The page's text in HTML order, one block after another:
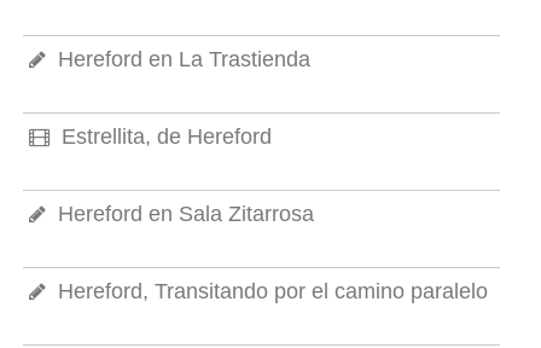
Hereford en La Trastienda
Estrellita, de Hereford
Hereford en Sala Zitarrosa
Hereford, Transitando por el camino paralelo